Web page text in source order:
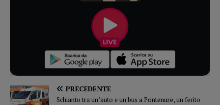
PRECEDENTE
Schianto tra un’auto e un bus a Pontenure, un ferito